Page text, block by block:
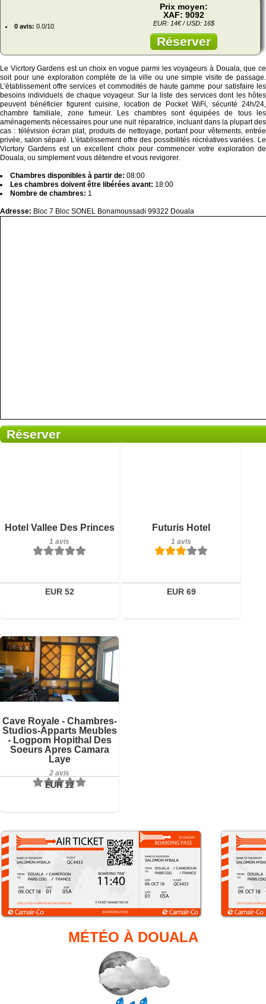
0 avis: 0.0/10
Prix moyen:
XAF: 9092
EUR: 14€ / USD: 16$
Réserver
Le Vicrtory Gardens est un choix en vogue parmi les voyageurs à Douala, que ce
soit pour une exploration complète de la ville ou une simple visite de passage.
L'établissement offre services et commodités de haute gamme pour satisfaire les
besoins individuels de chaque voyageur. Sur la liste des services dont les hôtes
peuvent bénéficier figurent cuisine, location de Pocket WiFi, sécurité 24h/24,
chambre familiale, zone fumeur. Les chambres sont équipées de tous les
aménagements nécessaires pour une nuit réparatrice, incluant dans la plupart des
cas : télévision écran plat, produits de nettoyage, portant pour vêtements, entrée
privée, salon séparé. L'établissement offre des possibilités récréatives variées. Le
Vicrtory Gardens est un excellent choix pour commencer votre exploration de
Douala, ou simplement vous détendre et vous revigorer.
Chambres disponibles à partir de: 08:00
Les chambres doivent être libérées avant: 18:00
Nombre de chambres: 1
Adresse: Bloc 7 Bloc SONEL Bonamoussadi 99322 Douala
Réserver
Hotel Vallee Des Princes
1 avis
EUR 52
Futuris Hotel
1 avis
EUR 69
Petit-déjeuner inclus
1 avis
Réserver
Cave Royale - Chambres-
Studios-Apparts Meubles
- Logpom Hopithal Des
Soeurs Apres Camara
Laye
2 avis
EUR 12
2 avis
Détails
Réserver
MÉTÉO À DOUALA